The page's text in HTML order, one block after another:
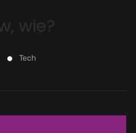
Tech